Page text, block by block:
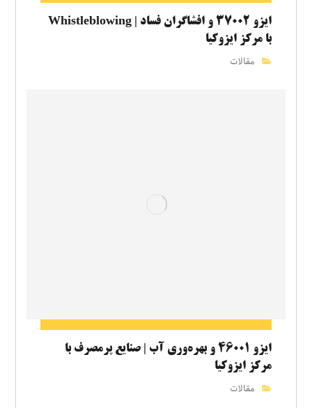
ایزو ۳۷۰۰۲ و افشاگران فساد | Whistleblowing
با مرکز ایزوکیا
مقالات
ایزو ۴۶۰۰۱ و بهره‌وری آب | صنایع پرمصرف با
مرکز ایزوکیا
مقالات